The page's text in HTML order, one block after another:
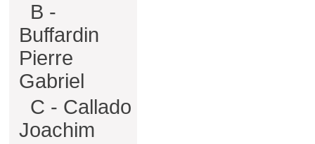
B -
Buffardin
Pierre
Gabriel
C - Callado
Joachim